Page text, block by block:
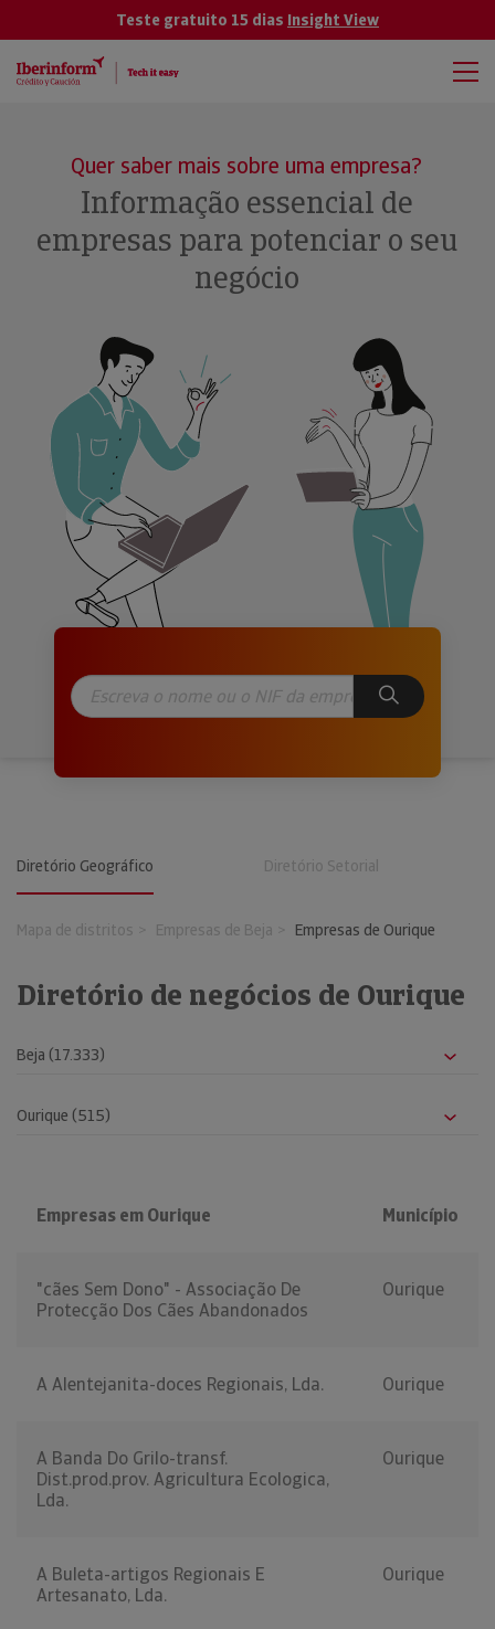
Teste gratuito 15 dias Insight View
Quer saber mais sobre uma empresa?
Informação essencial de
empresas para potenciar o seu
negócio
Diretório Geográfico Diretório Setorial
Mapa de distritos Empresas de Beja Empresas de Ourique
Diretório de negócios de Ourique
Empresas em Ourique Município
"cães Sem Dono" - Associação De
Protecção Dos Cães Abandonados
Ourique
A Alentejanita-doces Regionais, Lda. Ourique
A Banda Do Grilo-transf.
Dist.prod.prov. Agricultura Ecologica,
Lda.
Ourique
A Buleta-artigos Regionais E
Artesanato, Lda.
Ourique